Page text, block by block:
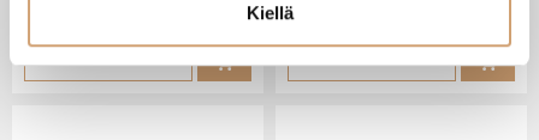
Kiellä
Lue lisää
29,90
Lue lisää